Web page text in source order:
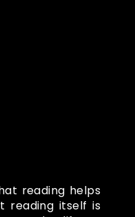
reading helps
reading itself is